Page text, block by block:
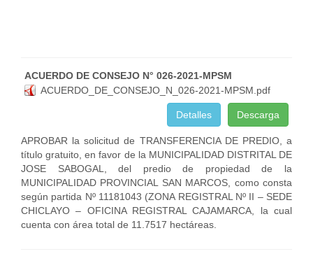
ACUERDO DE CONSEJO N° 026-2021-MPSM
ACUERDO_DE_CONSEJO_N_026-2021-MPSM.pdf
Descarga
Detalles
APROBAR la solicitud de TRANSFERENCIA DE PREDIO, a
título gratuito, en favor de la MUNICIPALIDAD DISTRITAL DE
JOSE SABOGAL, del predio de propiedad de la
MUNICIPALIDAD PROVINCIAL SAN MARCOS, como consta
según partida Nº 11181043 (ZONA REGISTRAL Nº II – SEDE
CHICLAYO – OFICINA REGISTRAL CAJAMARCA, la cual
cuenta con área total de 11.7517 hectáreas.